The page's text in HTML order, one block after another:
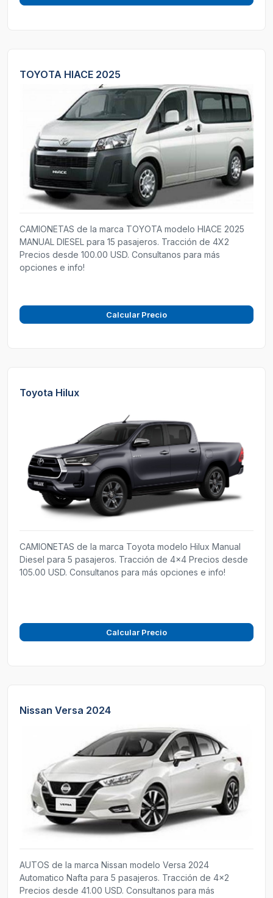
TOYOTA HIACE 2025
CAMIONETAS de la marca TOYOTA modelo HIACE 2025
MANUAL DIESEL para 15 pasajeros. Tracción de 4X2
Precios desde 100.00 USD. Consultanos para más
opciones e info!
Calcular Precio
Toyota Hilux
CAMIONETAS de la marca Toyota modelo Hilux Manual
Diesel para 5 pasajeros. Tracción de 4x4 Precios desde
105.00 USD. Consultanos para más opciones e info!
Calcular Precio
Nissan Versa 2024
AUTOS de la marca Nissan modelo Versa 2024
Automatico Nafta para 5 pasajeros. Tracción de 4x2
Precios desde 41.00 USD. Consultanos para más